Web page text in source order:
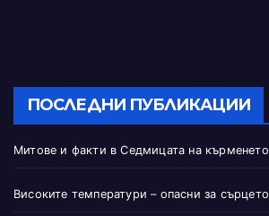
ПОСЛЕДНИ ПУБЛИКАЦИИ
Митове и факти в Седмицата на кърменето
Високите температури – опасни за сърцето